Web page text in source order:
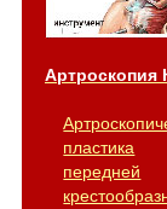
Артроскопия
пластика
передней